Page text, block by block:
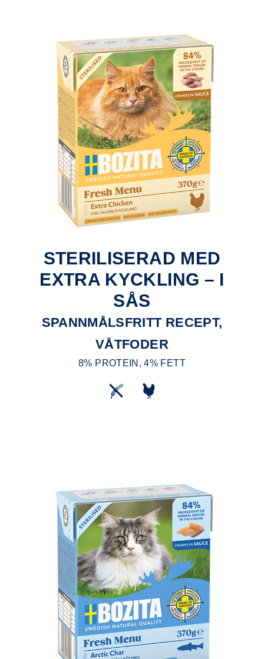
STERILISERAD MED
EXTRA KYCKLING – I
SÅS
SPANNMÅLSFRITT RECEPT,
VÅTFODER
8% PROTEIN, 4% FETT